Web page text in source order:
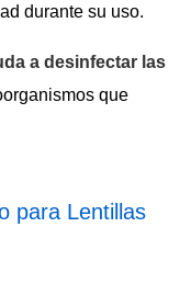
durante su uso.
a desinfectar las
que
para Lentillas